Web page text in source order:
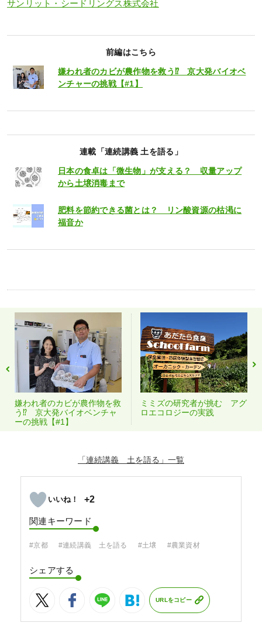
サンリット・シードリングス株式会社
前編はこちら
嫌われ者のカビが農作物を救う⁉ 京大発バイオベ
ンチャーの挑戦【#1】
連載「連続講義 土を語る」
日本の食卓は「微生物」が支える？ 収量アップ
から土壌消毒まで
肥料を節約できる菌とは？ リン酸資源の枯渇に
福音か
嫌われ者のカビが農作物を救
う⁉ 京大発バイオベンチャ
ーの挑戦【#1】
ミミズの研究者が挑む アグ
ロエコロジーの実践
「連続講義 土を語る」
+2
関連キーワード
#京都 #連続講義 土を語る #土壌 #農業資材
シェアする
URLをコピー